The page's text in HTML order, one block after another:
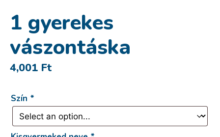
1 gyerekes
vászontáska
4,001 Ft
Szín *